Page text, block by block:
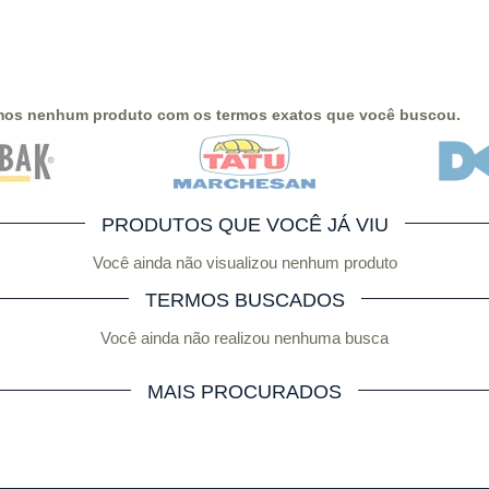
nenhum produto com os termos exatos que você buscou.
PRODUTOS QUE VOCÊ JÁ VIU
Você ainda não visualizou nenhum produto
TERMOS BUSCADOS
Você ainda não realizou nenhuma busca
MAIS PROCURADOS